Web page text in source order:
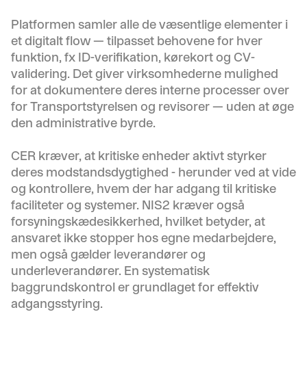
Platformen samler alle de væsentlige elementer i
et digitalt flow — tilpasset behovene for hver
funktion, fx ID-verifikation, kørekort og CV-
validering. Det giver virksomhederne mulighed
for at dokumentere deres interne processer over
for Transportstyrelsen og revisorer — uden at øge
den administrative byrde.
CER kræver, at kritiske enheder aktivt styrker
deres modstandsdygtighed - herunder ved at vide
og kontrollere, hvem der har adgang til kritiske
faciliteter og systemer. NIS2 kræver også
forsyningskædesikkerhed, hvilket betyder, at
ansvaret ikke stopper hos egne medarbejdere,
men også gælder leverandører og
underleverandører. En systematisk
baggrundskontrol er grundlaget for effektiv
adgangsstyring.